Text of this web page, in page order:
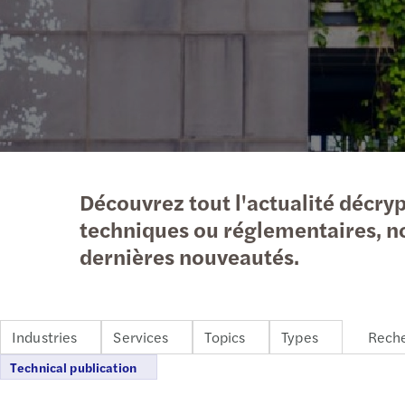
Découvrez tout l'actualité
techniques ou réglementaires,
dernières nouveautés.
Industries Services Topics Types
Technical publication